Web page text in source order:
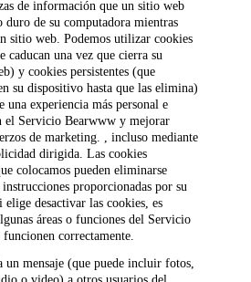
de información que un sitio web
duro de su computadora mientras
sitio web. Podemos utilizar cookies
caducan una vez que cierra su
y cookies persistentes (que
su dispositivo hasta que las elimina)
una experiencia más personal e
el Servicio Bearwww y mejorar
de marketing. , incluso mediante
dirigida. Las cookies
colocamos pueden eliminarse
proporcionadas por su
elige desactivar las cookies, es
áreas o funciones del Servicio
correctamente.
un mensaje (que puede incluir fotos,